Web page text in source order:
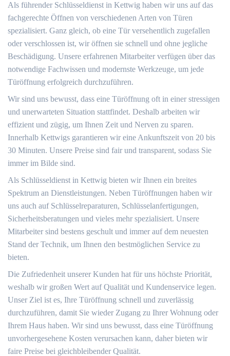
Als führender Schlüsseldienst in Kettwig haben wir uns auf das
fachgerechte Öffnen von verschiedenen Arten von Türen
spezialisiert. Ganz gleich, ob eine Tür versehentlich zugefallen
oder verschlossen ist, wir öffnen sie schnell und ohne jegliche
Beschädigung. Unsere erfahrenen Mitarbeiter verfügen über das
notwendige Fachwissen und modernste Werkzeuge, um jede
Türöffnung erfolgreich durchzuführen.
Wir sind uns bewusst, dass eine Türöffnung oft in einer stressigen
und unerwarteten Situation stattfindet. Deshalb arbeiten wir
effizient und zügig, um Ihnen Zeit und Nerven zu sparen.
Innerhalb Kettwigs garantieren wir eine Ankunftszeit von 20 bis
30 Minuten. Unsere Preise sind fair und transparent, sodass Sie
immer im Bilde sind.
Als Schlüsseldienst in Kettwig bieten wir Ihnen ein breites
Spektrum an Dienstleistungen. Neben Türöffnungen haben wir
uns auch auf Schlüsselreparaturen, Schlüsselanfertigungen,
Sicherheitsberatungen und vieles mehr spezialisiert. Unsere
Mitarbeiter sind bestens geschult und immer auf dem neuesten
Stand der Technik, um Ihnen den bestmöglichen Service zu
bieten.
Die Zufriedenheit unserer Kunden hat für uns höchste Priorität,
weshalb wir großen Wert auf Qualität und Kundenservice legen.
Unser Ziel ist es, Ihre Türöffnung schnell und zuverlässig
durchzuführen, damit Sie wieder Zugang zu Ihrer Wohnung oder
Ihrem Haus haben. Wir sind uns bewusst, dass eine Türöffnung
unvorhergesehene Kosten verursachen kann, daher bieten wir
faire Preise bei gleichbleibender Qualität.